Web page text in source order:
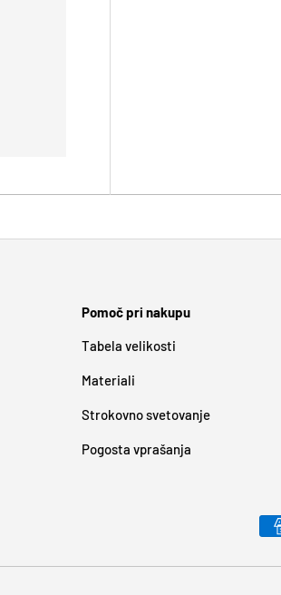
Pomoč pri nakupu
Tabela velikosti
Materiali
Strokovno svetovanje
Pogosta vprašanja